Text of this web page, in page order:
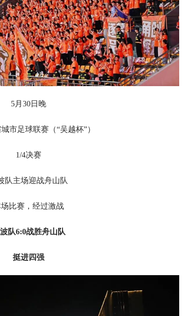
5月30日晚
市足球联赛（“吴越杯”）
1/4决赛
队主场迎战舟山队
比赛，经过激战
队6:0战胜舟山队
挺进四强